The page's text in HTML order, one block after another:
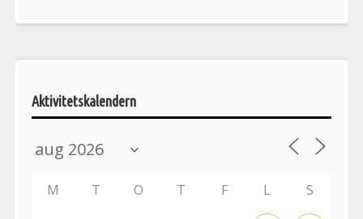
Aktivitetskalendern
M T O T F L S